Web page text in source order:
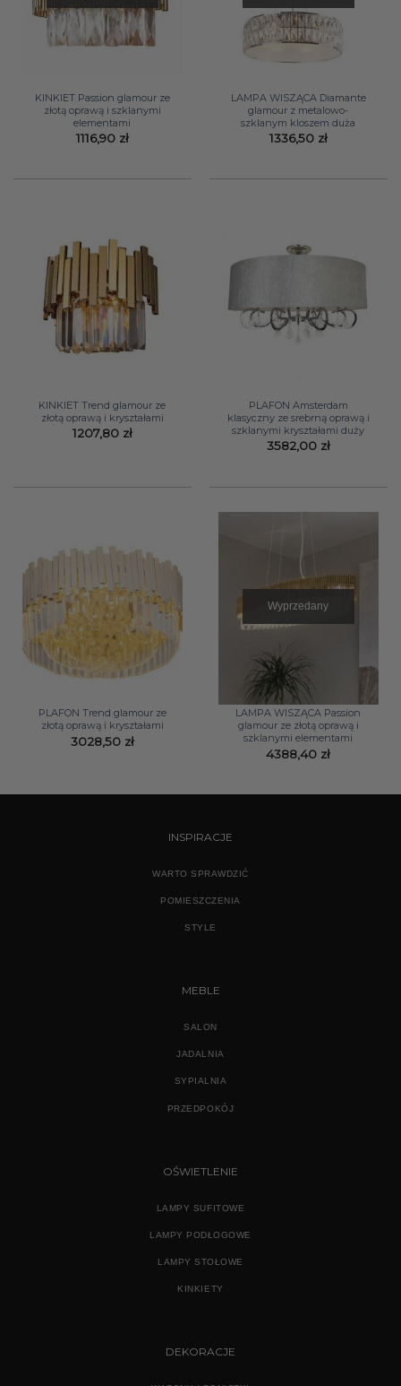
KINKIET Passion glamour ze
złotą oprawą i szklanymi
elementami
1116,90 zł
LAMPA WISZĄCA Diamante
glamour z metalowo-
szklanym kloszem duża
1336,50 zł
KINKIET Trend glamour ze
złotą oprawą i kryształami
1207,80 zł
PLAFON Amsterdam
klasyczny ze srebrną oprawą i
szklanymi kryształami duży
3582,00 zł
PLAFON Trend glamour ze
złotą oprawą i kryształami
3028,50 zł
Wyprzedany
LAMPA WISZĄCA Passion
glamour ze złotą oprawą i
szklanymi elementami
4388,40 zł
INSPIRACJE
WARTO SPRAWDZIĆ
POMIESZCZENIA
STYLE
MEBLE
SALON
JADALNIA
SYPIALNIA
PRZEDPOKÓJ
OŚWIETLENIE
LAMPY SUFITOWE
LAMPY PODŁOGOWE
LAMPY STOŁOWE
KINKIETY
DEKORACJE